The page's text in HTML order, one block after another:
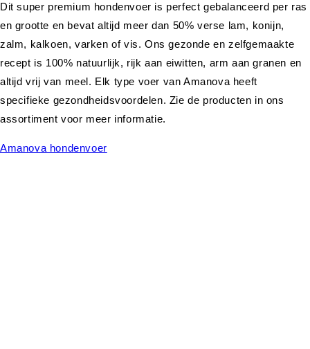
Dit super premium hondenvoer is perfect gebalanceerd per ras
en grootte en bevat altijd meer dan 50% verse lam, konijn,
zalm, kalkoen, varken of vis. Ons gezonde en zelfgemaakte
recept is 100% natuurlijk, rijk aan eiwitten, arm aan granen en
altijd vrij van meel. Elk type voer van Amanova heeft
specifieke gezondheidsvoordelen. Zie de producten in ons
assortiment voor meer informatie.
Amanova hondenvoer